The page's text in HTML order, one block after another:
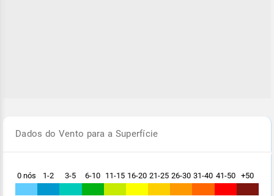
Dados do Vento para a Superfície
0 nós 1-2 3-5 6-10 11-15 16-20 21-25 26-30 31-40 41-50 +50